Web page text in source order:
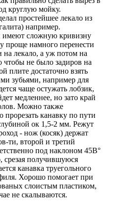
круглую мойку.
простейшее лекало из
например.
сложную кривизну
проще намного перенести
лекало, а уж потом на
чтобы не было задиров на
плите достаточно взять
зубьями, например для
чаще остужать лобзик,
медленнее, но зато край
Можно также
прорезать канавку по пути
ок 1,5-2 мм. Режут
- нож (косяк) держат
ти, второй и третий
под наклоном 45В°
срезая получившуюся
канавка труегольного
Хорошо помогает при
слоистым пластиком,
не скалываются.